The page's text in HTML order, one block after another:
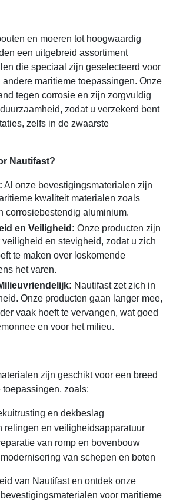
en moeren tot hoogwaardig
een uitgebreid assortiment
die speciaal zijn geselecteerd voor
maritieme toepassingen. Onze
tegen corrosie en zijn zorgvuldig
zodat u verzekerd bent
zelfs in de zwaarste
Nautifast?
Al onze bevestigingsmaterialen zijn
kwaliteit materialen zoals
corrosiebestendig aluminium.
en Veiligheid: Onze producten zijn
en stevigheid, zodat u zich
te maken over loskomende
het varen.
Nautifast zet zich in
Onze producten gaan langer mee,
vaak hoeft te vervangen, wat goed
en voor het milieu.
zijn geschikt voor een breed
zoals:
en dekbeslag
relingen en veiligheidsapparatuur
van romp en bovenbouw
van schepen en boten
van Nautifast en ontdek onze
voor maritieme